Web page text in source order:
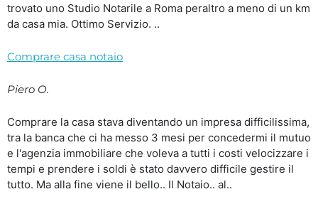
trovato uno Studio Notarile a Roma peraltro a meno di un km
da casa mia. Ottimo Servizio. ..
Comprare casa notaio
Piero O.
Comprare la casa stava diventando un impresa difficilissima,
tra la banca che ci ha messo 3 mesi per concedermi il mutuo
e l'agenzia immobiliare che voleva a tutti i costi velocizzare i
tempi e prendere i soldi è stato davvero difficile gestire il
tutto. Ma alla fine viene il bello.. Il Notaio.. al..